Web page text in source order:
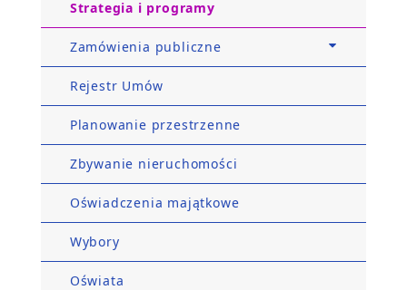
Strategia i programy
Zamówienia publiczne
Rejestr Umów
Planowanie przestrzenne
Zbywanie nieruchomości
Oświadczenia majątkowe
Wybory
Oświata